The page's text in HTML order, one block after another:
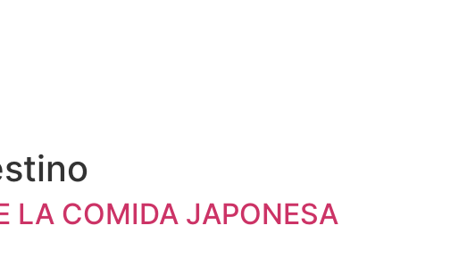
LA COMIDA JAPONESA